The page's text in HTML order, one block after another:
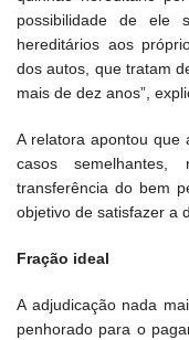
possibilidade de ele
hereditários aos
dos autos, que tratam
mais de dez anos”,
A relatora apontou que
casos
transferência do bem
objetivo de satisfazer a
Fração ideal
A adjudicação nada
penhorado para o